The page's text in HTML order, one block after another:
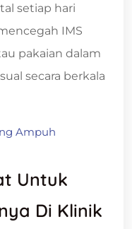
setiap hari
IMS
pakaian dalam
secara berkala
Ampuh
Untuk
Di Klinik